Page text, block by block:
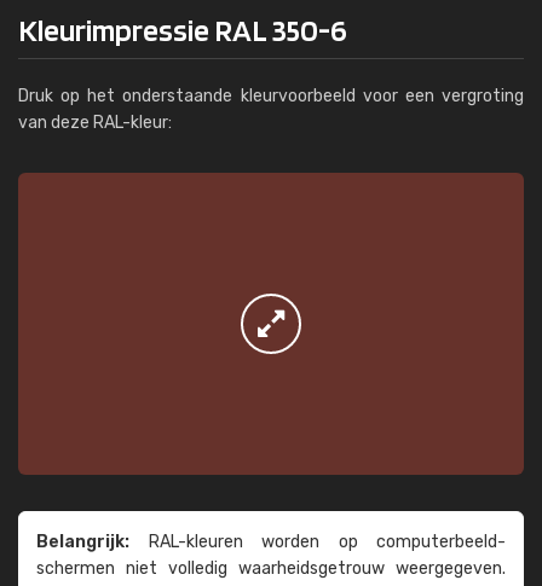
Kleurimpressie RAL 350-6
Druk op het onderstaande kleurvoorbeeld voor een vergroting
van deze RAL-kleur:
Belangrijk: RAL-kleuren worden op computer­beeld­
schermen niet volledig waarheids­­getrouw weer­gegeven.